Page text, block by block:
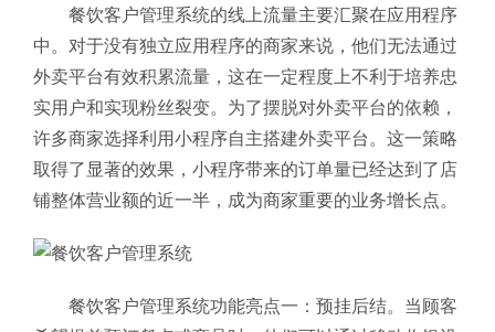
餐饮客户管理系统的线上流量主要汇聚在应用程序
中。对于没有独立应用程序的商家来说，他们无法通过
外卖平台有效积累流量，这在一定程度上不利于培养忠
实用户和实现粉丝裂变。为了摆脱对外卖平台的依赖，
许多商家选择利用小程序自主搭建外卖平台。这一策略
取得了显著的效果，小程序带来的订单量已经达到了店
铺整体营业额的近一半，成为商家重要的业务增长点。
餐饮客户管理系统功能亮点一：预挂后结。当顾客